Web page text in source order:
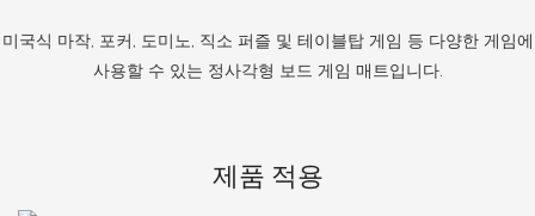
미국식 마작, 포커, 도미노, 직소 퍼즐 및 테이블탑 게임 등 다양한 게임에
사용할 수 있는 정사각형 보드 게임 매트입니다.
제품 적용